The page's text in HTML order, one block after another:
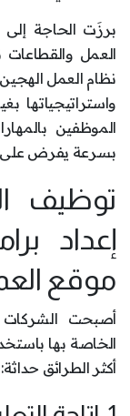
برزَت الحاجة إلى
العمل والقطاعات
نظام العمل
واستراتيجياتها
الموظفين
بسرعة يفرض على
توظيف
إعداد
موقع
أصبحت الشركات
الخاصة بها
أكثر الطرائق حداثة: